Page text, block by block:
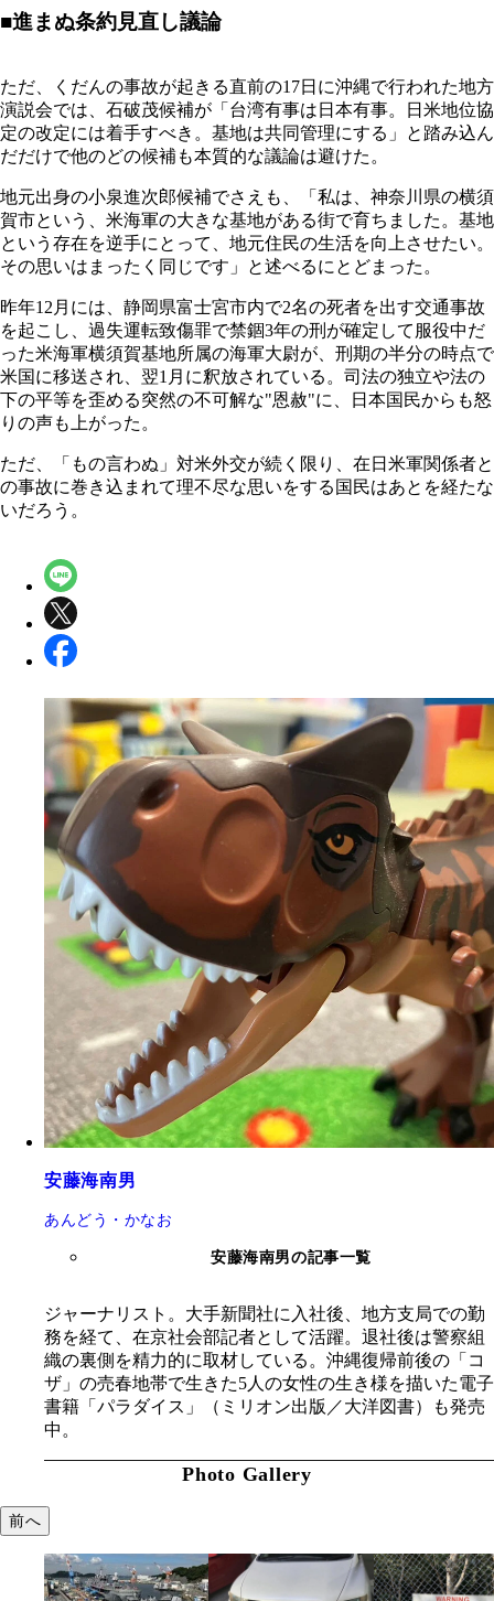
■進まぬ条約見直し議論
ただ、くだんの事故が起きる直前の17日に沖縄で行われた地方
演説会では、石破茂候補が「台湾有事は日本有事。日米地位協
定の改定には着手すべき。基地は共同管理にする」と踏み込ん
だだけで他のどの候補も本質的な議論は避けた。
地元出身の小泉進次郎候補でさえも、「私は、神奈川県の横須
賀市という、米海軍の大きな基地がある街で育ちました。基地
という存在を逆手にとって、地元住民の生活を向上させたい。
その思いはまったく同じです」と述べるにとどまった。
昨年12月には、静岡県富士宮市内で2名の死者を出す交通事故
を起こし、過失運転致傷罪で禁錮3年の刑が確定して服役中だ
った米海軍横須賀基地所属の海軍大尉が、刑期の半分の時点で
米国に移送され、翌1月に釈放されている。司法の独立や法の
下の平等を歪める突然の不可解な"恩赦"に、日本国民からも怒
りの声も上がった。
ただ、「もの言わぬ」対米外交が続く限り、在日米軍関係者と
の事故に巻き込まれて理不尽な思いをする国民はあとを経たな
いだろう。
安藤海南男
あんどう・かなお
安藤海南男の記事一覧
ジャーナリスト。大手新聞社に入社後、地方支局での勤
務を経て、在京社会部記者として活躍。退社後は警察組
織の裏側を精力的に取材している。沖縄復帰前後の「コ
ザ」の売春地帯で生きた5人の女性の生き様を描いた電子
書籍「パラダイス」（ミリオン出版／大洋図書）も発売
中。
Photo Gallery
前へ